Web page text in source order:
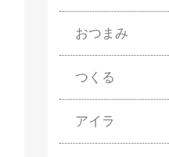
おつまみ
つくる
アイラ